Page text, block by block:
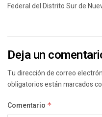
Federal del Distrito Sur de
Deja un
Tu dirección de correo
obligatorios están marcados
Comentario *